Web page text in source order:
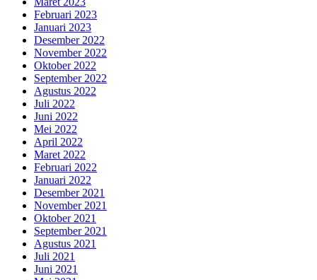
Februari 2023
Januari 2023
Desember 2022
November 2022
Oktober 2022
September 2022
Agustus 2022
Juli 2022
Juni 2022
Mei 2022
April 2022
Maret 2022
Februari 2022
Januari 2022
Desember 2021
November 2021
Oktober 2021
September 2021
Agustus 2021
Juli 2021
Juni 2021